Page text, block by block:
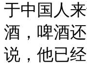
于中国人
酒，啤酒
说，他已